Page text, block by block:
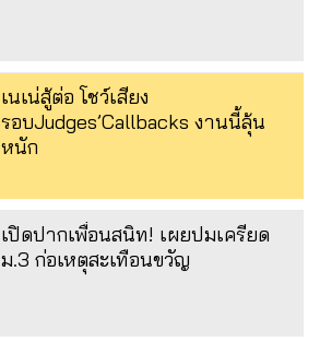
เนเน่สู้ต่อ โชว์เสียง
รอบJudges’Callbacks งานนี้ลุ้น
หนัก
เปิดปากเพื่อนสนิท! เผยปมเครียด
ม.3 ก่อเหตุสะเทือนขวัญ